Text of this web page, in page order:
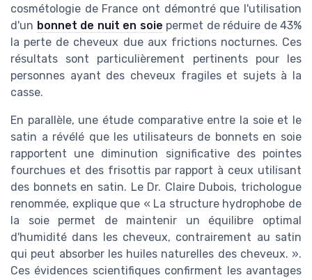
cosmétologie de France ont démontré que l'utilisation
d'un bonnet de nuit en soie permet de réduire de 43%
la perte de cheveux due aux frictions nocturnes. Ces
résultats sont particulièrement pertinents pour les
personnes ayant des cheveux fragiles et sujets à la
casse.
En parallèle, une étude comparative entre la soie et le
satin a révélé que les utilisateurs de bonnets en soie
rapportent une diminution significative des pointes
fourchues et des frisottis par rapport à ceux utilisant
des bonnets en satin. Le Dr. Claire Dubois, trichologue
renommée, explique que « La structure hydrophobe de
la soie permet de maintenir un équilibre optimal
d'humidité dans les cheveux, contrairement au satin
qui peut absorber les huiles naturelles des cheveux. ».
Ces évidences scientifiques confirment les avantages